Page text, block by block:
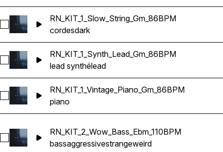
Sélectionnez RN_KIT_1_Slow_String_Gm_86BPM
RN_KIT_1_Slow_String_Gm_86BPM
cordesdark
Sélectionnez RN_KIT_1_Synth_Lead_Gm_86BPM
RN_KIT_1_Synth_Lead_Gm_86BPM
lead synthélead
Sélectionnez RN_KIT_1_Vintage_Piano_Gm_86BPM
RN_KIT_1_Vintage_Piano_Gm_86BPM
piano
Sélectionnez RN_KIT_2_Wow_Bass_Ebm_110BPM
RN_KIT_2_Wow_Bass_Ebm_110BPM
bassaggressivestrangeweird